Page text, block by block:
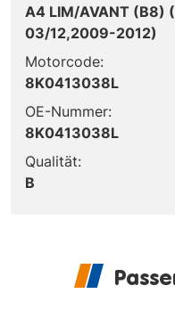
A4 LIM/AVANT (B8)
03/12,2009-2012)
Motorcode:
8K0413038L
OE-Nummer:
8K0413038L
Qualität:
B